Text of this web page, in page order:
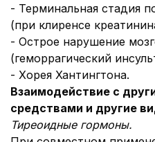
- Терминальная стадия
(при клиренсе
- Острое нарушение
(геморрагический
- Хорея Хантингтона.
Взаимодействие с
средствами и другие
Тиреоидные гормоны.